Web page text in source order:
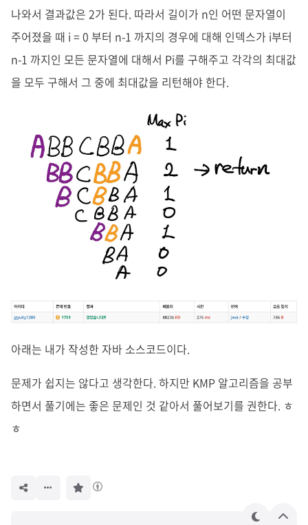
나와서 결과값은 2가 된다. 따라서 길이가 n인 어떤 문자열이
주어졌을 때 i = 0 부터 n-1 까지의 경우에 대해 인덱스가 i부터
n-1 까지인 모든 문자열에 대해서 Pi를 구해주고 각각의 최대값
을 모두 구해서 그 중에 최대값을 리턴해야 한다.
아래는 내가 작성한 자바 소스코드이다.
문제가 쉽지는 않다고 생각한다. 하지만 KMP 알고리즘을 공부
하면서 풀기에는 좋은 문제인 것 같아서 풀어보기를 권한다. ㅎ
ㅎ